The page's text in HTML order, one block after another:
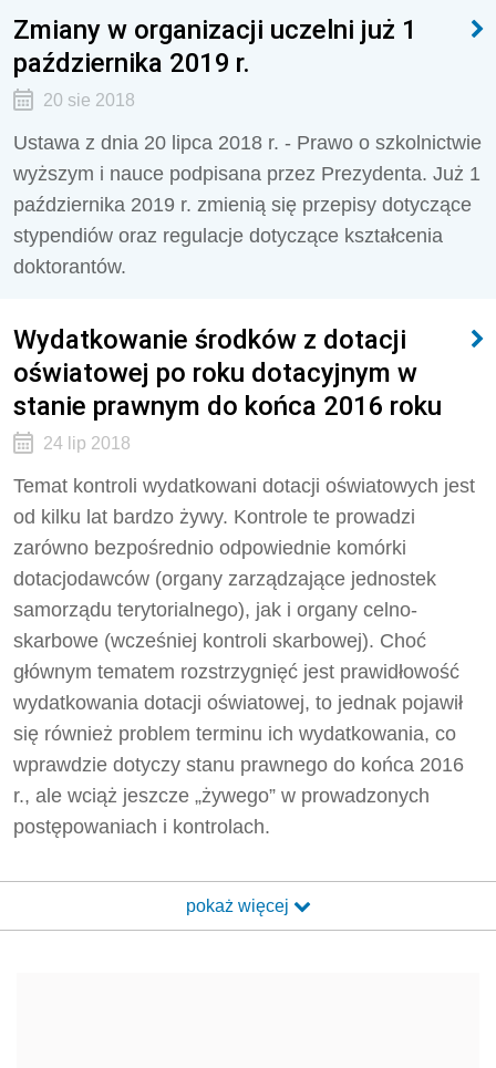
Zmiany w organizacji uczelni już 1
października 2019 r.
20 sie 2018
Ustawa z dnia 20 lipca 2018 r. - Prawo o szkolnictwie
wyższym i nauce podpisana przez Prezydenta. Już 1
października 2019 r. zmienią się przepisy dotyczące
stypendiów oraz regulacje dotyczące kształcenia
doktorantów.
Wydatkowanie środków z dotacji
oświatowej po roku dotacyjnym w
stanie prawnym do końca 2016 roku
24 lip 2018
Temat kontroli wydatkowani dotacji oświatowych jest
od kilku lat bardzo żywy. Kontrole te prowadzi
zarówno bezpośrednio odpowiednie komórki
dotacjodawców (organy zarządzające jednostek
samorządu terytorialnego), jak i organy celno-
skarbowe (wcześniej kontroli skarbowej). Choć
głównym tematem rozstrzygnięć jest prawidłowość
wydatkowania dotacji oświatowej, to jednak pojawił
się również problem terminu ich wydatkowania, co
wprawdzie dotyczy stanu prawnego do końca 2016
r., ale wciąż jeszcze „żywego” w prowadzonych
postępowaniach i kontrolach.
pokaż więcej